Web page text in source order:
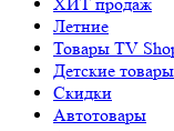
Летние
Товары TV
Детские товары
Cкидки
Автотовары